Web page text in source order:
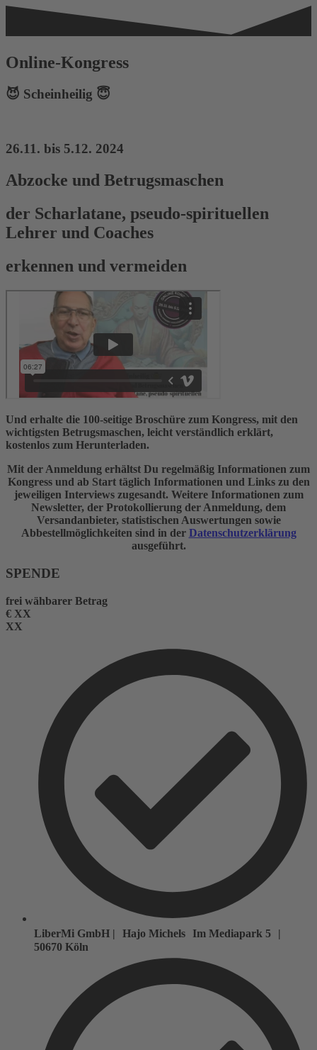
Online-Kongress
😈 Scheinheilig 😇
26.11. bis 5.12. 2024
Abzocke und Betrugsmaschen
der Scharlatane, pseudo-spirituellen
Lehrer und Coaches
erkennen und vermeiden
Und erhalte die 100-seitige Broschüre zum Kongress, mit den
wichtigsten Betrugsmaschen, leicht verständlich erklärt,
kostenlos zum Herunterladen.
Mit der Anmeldung erhältst Du regelmäßig Informationen zum
Kongress und ab Start täglich Informationen und Links zu den
jeweiligen Interviews zugesandt. Weitere Informationen zum
Newsletter, der Protokollierung der Anmeldung, dem
Versandanbieter, statistischen Auswertungen sowie
Abbestellmöglichkeiten sind in der Datenschutzerklärung
ausgeführt.
SPENDE
frei wähbarer Betrag
€ XX
XX
LiberMi GmbH | Hajo Michels Im Mediapark 5 |
50670 Köln